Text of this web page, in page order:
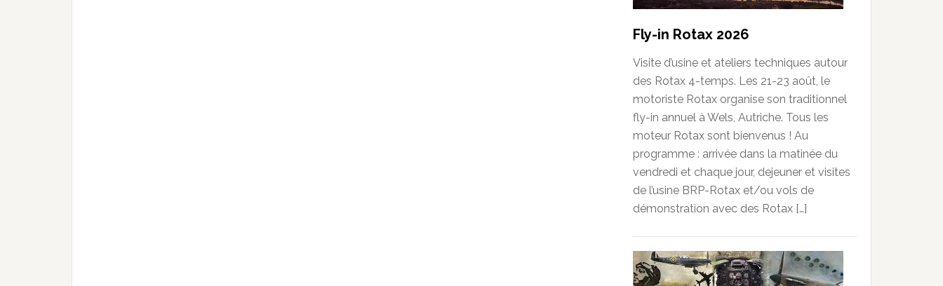
Fly-in Rotax 2026
Visite d’usine et ateliers techniques autour
des Rotax 4-temps. Les 21-23 août, le
motoriste Rotax organise son traditionnel
fly-in annuel à Wels, Autriche. Tous les
moteur Rotax sont bienvenus ! Au
programme : arrivée dans la matinée du
vendredi et chaque jour, dejeuner et visites
de l’usine BRP-Rotax et/ou vols de
démonstration avec des Rotax […]